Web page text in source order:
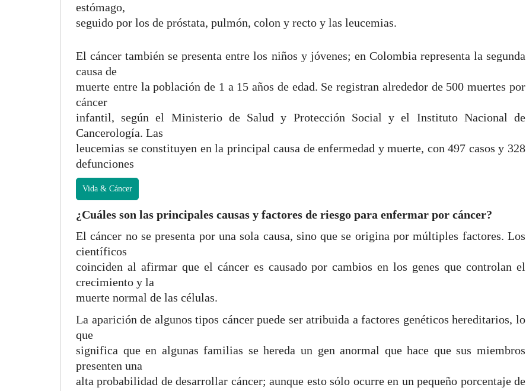
estómago,
seguido por los de próstata, pulmón, colon y recto y las leucemias.
El cáncer también se presenta entre los niños y jóvenes; en Colombia representa la segunda
causa de
muerte entre la población de 1 a 15 años de edad. Se registran alrededor de 500 muertes por
cáncer
infantil, según el Ministerio de Salud y Protección Social y el Instituto Nacional de
Cancerología. Las
leucemias se constituyen en la principal causa de enfermedad y muerte, con 497 casos y 328
defunciones
Vida & Cáncer
¿Cuáles son las principales causas y factores de riesgo para enfermar por cáncer?
El cáncer no se presenta por una sola causa, sino que se origina por múltiples factores. Los
científicos
coinciden al afirmar que el cáncer es causado por cambios en los genes que controlan el
crecimiento y la
muerte normal de las células.
La aparición de algunos tipos cáncer puede ser atribuida a factores genéticos hereditarios, lo
que
significa que en algunas familias se hereda un gen anormal que hace que sus miembros
presenten una
alta probabilidad de desarrollar cáncer; aunque esto sólo ocurre en un pequeño porcentaje de